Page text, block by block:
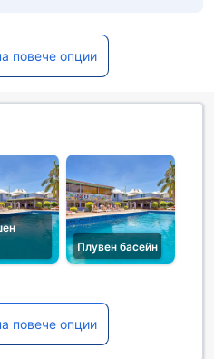
повече опции
Плувен басейн
повече опции